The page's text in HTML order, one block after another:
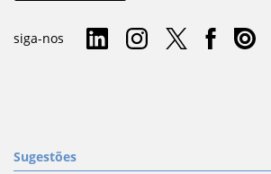
siga-nos
Sugestões